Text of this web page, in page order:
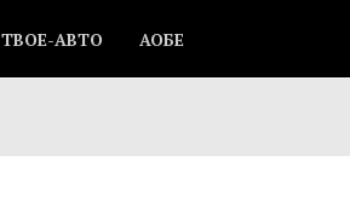
ТВОЕ-АВТО АОБЕ